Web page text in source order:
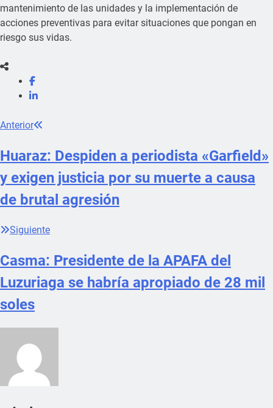
mantenimiento de las unidades y la implementación de
acciones preventivas para evitar situaciones que pongan en
riesgo sus vidas.
Anterior
Huaraz: Despiden a periodista «Garfield»
y exigen justicia por su muerte a causa
de brutal agresión
Siguiente
Casma: Presidente de la APAFA del
Luzuriaga se habría apropiado de 28 mil
soles